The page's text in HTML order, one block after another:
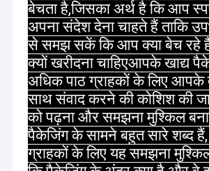
बेचता है,जिसका अर्थ है कि आप
अपना संदेश देना चाहते हैं ताकि
से समझ सकें कि आप क्या बेच रहे
क्यों खरीदना चाहिएआपके खाद्य
अधिक पाठ ग्राहकों के लिए आपके
साथ संवाद करने की कोशिश की जा
को पढ़ना और समझना मुश्किल
पैकेजिंग के सामने बहुत सारे शब्द
ग्राहकों के लिए यह समझना